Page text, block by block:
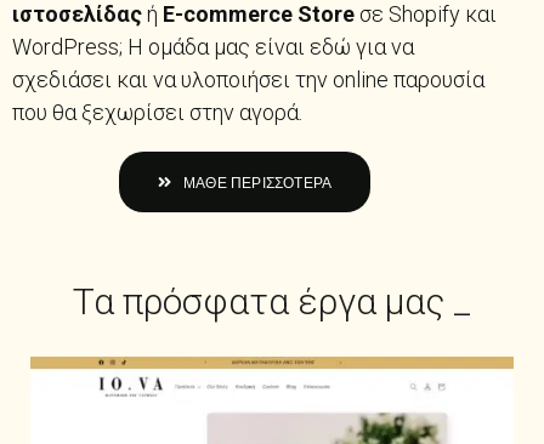
ιστοσελίδαςή E-commerce Store σε Shopify και
WordPress; Η ομάδα μας είναι εδώ για να
σχεδιάσει και να υλοποιήσει την online παρουσία
που θα ξεχωρίσει στην αγορά.
ΜΑΘΕ ΠΕΡΙΣΣΟΤΕΡΑ
Τα πρόσφατα έργα μας _